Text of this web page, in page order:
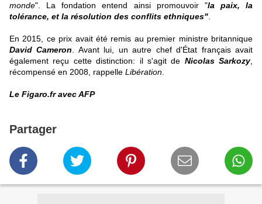
monde". La fondation entend ainsi promouvoir "la paix, la
tolérance, et la résolution des conflits ethniques"
En 2015, ce prix avait été remis au premier ministre britannique
David Cameron . Avant lui, un autre chef d'État français avait
également reçu cette distinction: il s'agit de Nicolas Sarkozy,
récompensé en 2008, rappelle Libération
Le Figaro.fr avec AFP
Partager